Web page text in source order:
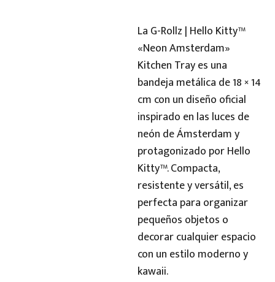
La G-Rollz | Hello Kitty™
«Neon Amsterdam»
Kitchen Tray es una
bandeja metálica de 18 × 14
cm con un diseño oficial
inspirado en las luces de
neón de Ámsterdam y
protagonizado por Hello
Kitty™. Compacta,
resistente y versátil, es
perfecta para organizar
pequeños objetos o
decorar cualquier espacio
con un estilo moderno y
kawaii.